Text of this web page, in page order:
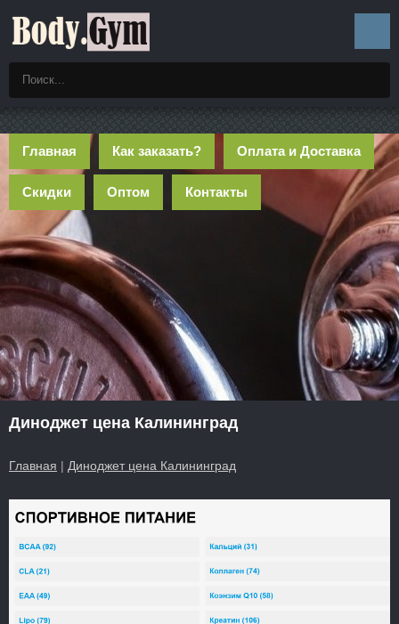
Главная Как заказать? Оплата и Доставка
Скидки Оптом Контакты
Диноджет цена Калининград
Главная | Диноджет цена Калининград